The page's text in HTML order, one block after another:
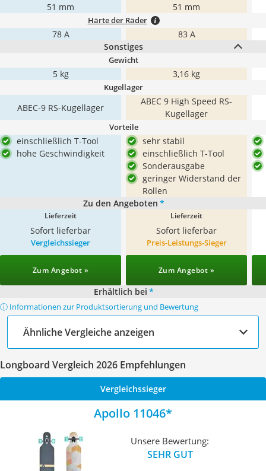
51 mm 51 mm
Härte der Räder
78 A
83 A
Sonstiges
Gewicht
5 kg 3,16 kg
Kugellager
ABEC-9 RS-Kugellager
ABEC 9 High Speed RS-
Kugellager
Vorteile
einschließlich T-Tool
hohe Geschwindigkeit
sehr stabil
einschließlich T-Tool
Sonderausgabe
geringer Widerstand der
Rollen
Zu den Angeboten *
Lieferzeit
Sofort lieferbar
Lieferzeit
Sofort lieferbar
Vergleichssieger
Zum Angebot »
Preis-Leistungs-Sieger
Zum Angebot »
Erhältlich bei *
ⓘ Informationen zur Produktsortierung und Bewertung
Ähnliche Vergleiche anzeigen
Longboard Vergleich 2026 Empfehlungen
Vergleichssieger
Apollo 11046
Unsere Bewertung:
SEHR GUT